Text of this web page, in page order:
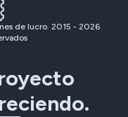
de lucro. 2015 - 2026